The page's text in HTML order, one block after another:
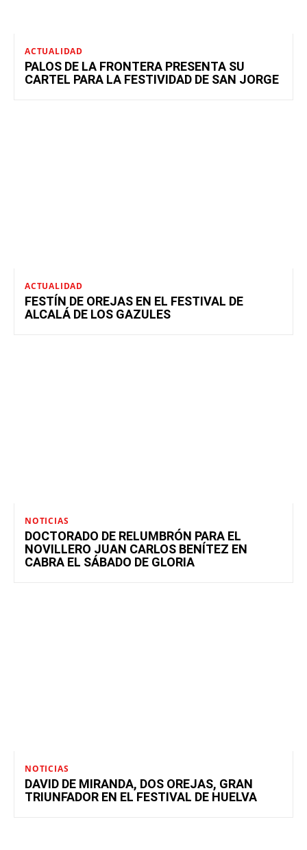
ACTUALIDAD
PALOS DE LA FRONTERA PRESENTA SU
CARTEL PARA LA FESTIVIDAD DE SAN JORGE
ACTUALIDAD
FESTÍN DE OREJAS EN EL FESTIVAL DE
ALCALÁ DE LOS GAZULES
NOTICIAS
DOCTORADO DE RELUMBRÓN PARA EL
NOVILLERO JUAN CARLOS BENÍTEZ EN
CABRA EL SÁBADO DE GLORIA
NOTICIAS
DAVID DE MIRANDA, DOS OREJAS, GRAN
TRIUNFADOR EN EL FESTIVAL DE HUELVA